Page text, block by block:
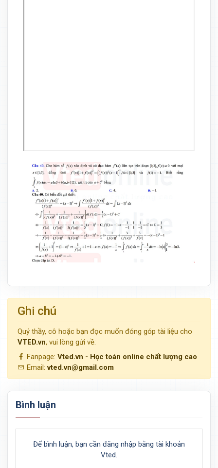
Ghi chú
Quý thầy, cô hoặc bạn đọc muốn đóng góp tài liệu cho
VTED.vn, vui lòng gửi về:
Fanpage: Vted.vn - Học toán online chất lượng cao
Email:vted.vn@gmail.com
Bình luận
Để bình luận, bạn cần đăng nhập bằng tài khoản
Vted.